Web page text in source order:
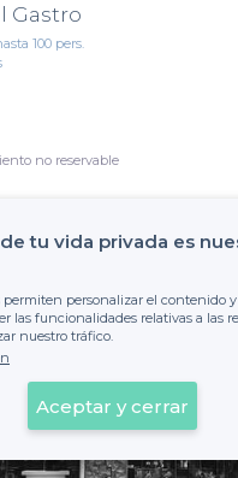
Gastro
100 pers.
no reservable
Ver en el mapa
tu vida privada es
permiten personalizar el contenido
las funcionalidades relativas a las
nuestro tráfico.
Aceptar y cerrar